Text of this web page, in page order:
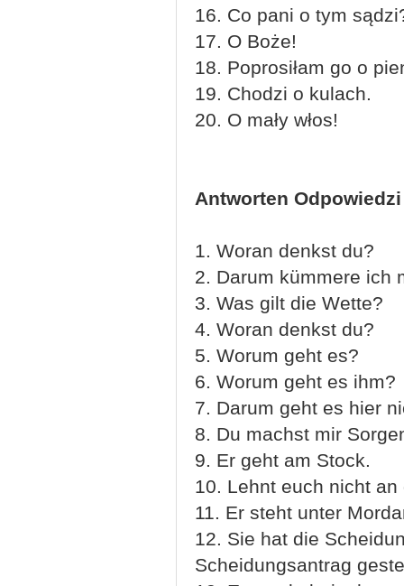
16. Co pani o tym
17. O Boże!
18. Poprosiłam go o
19. Chodzi o kulach.
20. O mały włos!
Antworten Odpowiedzi
1. Woran denkst du?
2. Darum kümmere ich
3. Was gilt die Wette?
4. Woran denkst du?
5. Worum geht es?
6. Worum geht es ihm?
7. Darum geht es hier
8. Du machst mir
9. Er geht am Stock.
10. Lehnt euch nicht an
11. Er steht unter
12. Sie hat die
Scheidungsantrag